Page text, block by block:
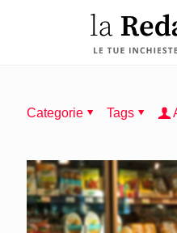
Categorie Tags